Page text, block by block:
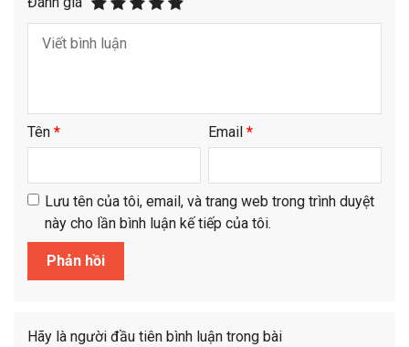
Tên * Email *
Lưu tên của tôi, email, và trang web trong trình duyệt
này cho lần bình luận kế tiếp của tôi.
Hãy là người đầu tiên bình luận trong bài